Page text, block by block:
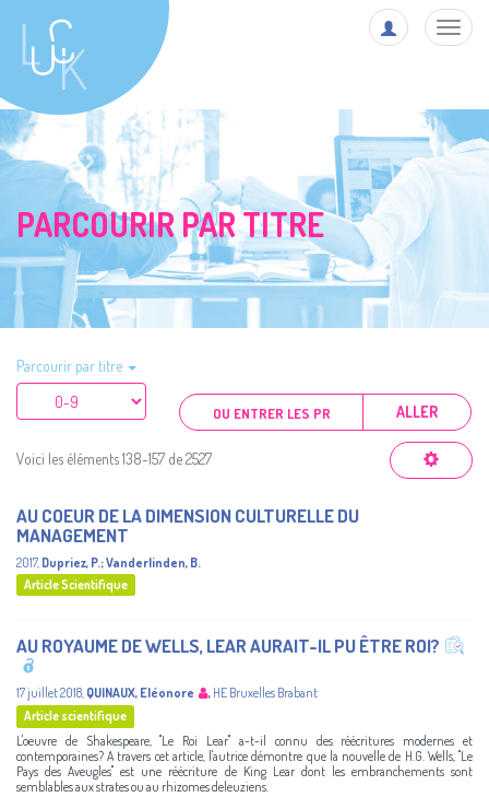
PARCOURIR PAR TITRE
Parcourir par titre
ALLER
Voici les éléments 138-157 de 2527
AU COEUR DE LA DIMENSION CULTURELLE DU
MANAGEMENT
2017, Dupriez, P.;Vanderlinden, B.
Article Scientifique
AU ROYAUME DE WELLS, LEAR AURAIT-IL PU ÊTRE ROI?
17 juillet 2018, QUINAUX, Eléonore , HE Bruxelles Brabant
Article scientifique
L'oeuvre de Shakespeare, "Le Roi Lear" a-t-il connu des réécritures modernes et
contemporaines? A travers cet article, l'autrice démontre que la nouvelle de H.G. Wells, "Le
Pays des Aveugles" est une réécriture de King Lear dont les embranchements sont
semblables aux strates ou au rhizomes deleuziens.